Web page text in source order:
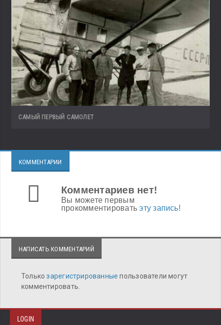
САМЫЙ ПЕРВЫЙ САМОЛЕТ
КОММЕНТАРИИ
Комментариев нет!
Вы можете первым
прокомментироватьэту запись!
НАПИСАТЬ КОММЕНТАРИЙ
Толькозарегистрированныепользователи могут
комментировать.
LOGIN